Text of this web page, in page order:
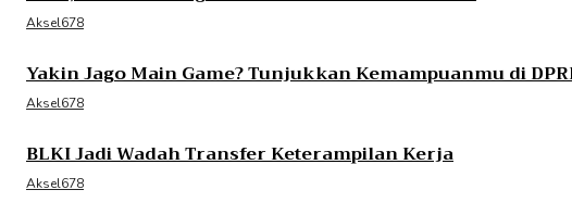
Aksel678
Yakin Jago Main Game? Tunjukkan Kemampuanmu di
Aksel678
BLKI Jadi Wadah Transfer Keterampilan Kerja
Aksel678